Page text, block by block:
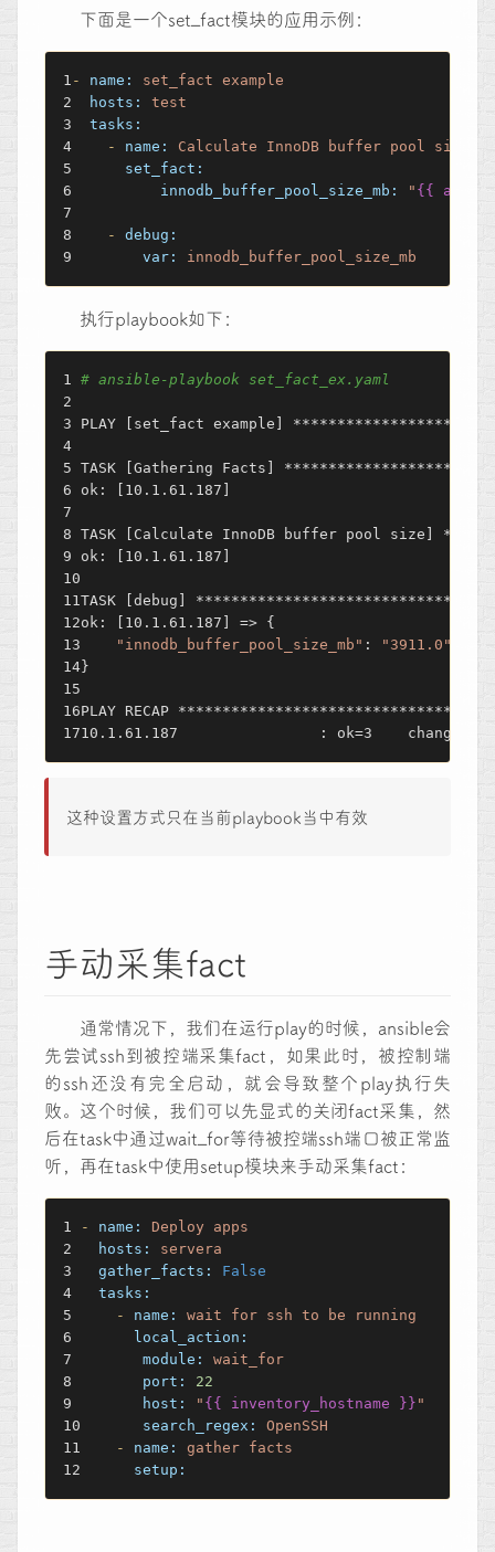
下面是一个set_fact模块的应用示例：
- name: set_fact example
hosts:
test
tasks:
-
name: Calculate InnoDB buffer pool
size
set_fact:
innodb_buffer_pool_size_mb:
" {{
-
debug:
var:
innodb_buffer_pool_size_mb
执行playbook如下：
# ansible-playbook set_fact_ex.yaml
PLAY [set_fact example]
TASK [Gathering Facts]
ok: [10.1.61.187]
TASK [Calculate InnoDB buffer pool size]
ok: [10.1.61.187]
TASK [debug]
ok: [10.1.61.187] => {
"innodb_buffer_pool_size_mb" :
"3911.0"
}
PLAY RECAP
10.1.61.187                : ok=3    changed=0
这种设置方式只在当前playbook当中有效
手动采集fact
通常情况下，我们在运行play的时候，ansible会
先尝试ssh到被控端采集fact，如果此时，被控制端
的ssh还没有完全启动，就会导致整个play执行失
败。这个时候，我们可以先显式的关闭fact采集，然
后在task中通过wait_for等待被控端ssh端口被正常监
听，再在task中使用setup模块来手动采集fact：
- name: Deploy
apps
hosts:
servera
gather_facts:
False
tasks:
-
name: wait for ssh to be
running
local_action:
module:
wait_for
port:
22
host:
" {{ inventory_hostname }} "
search_regex:
OpenSSH
-
name: gather facts
setup: